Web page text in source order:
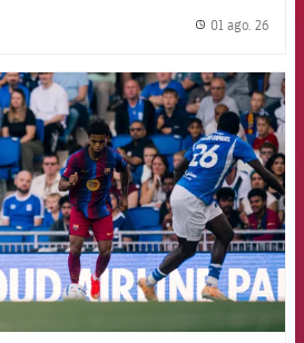
01 ago. 26
FCB Barcelona badge